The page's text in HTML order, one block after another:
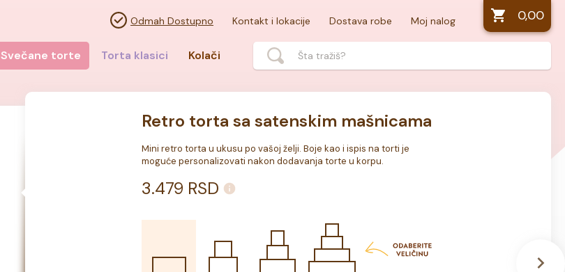
Odmah Dostupno Kontakt i lokacije Dostava robe Moj nalog 0,00
Svečane torte Torta klasici
Kolači
Retro torta sa satenskim mašnicama
Mini retro torta u ukusu po vašoj želji. Boje kao i ispis na torti je
moguće personalizovati nakon dodavanja torte u korpu.
3.479 RSD